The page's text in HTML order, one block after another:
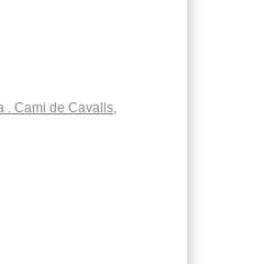
. Cami de Cavalls